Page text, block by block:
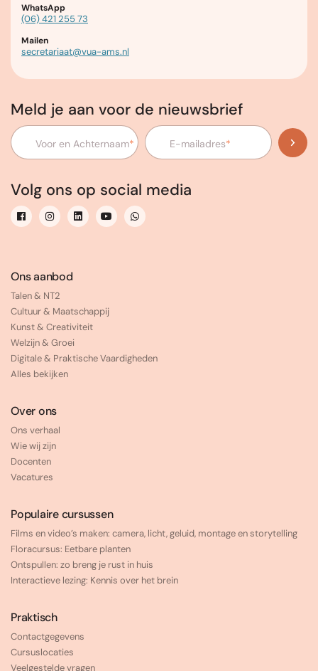
WhatsApp
(06) 421 255 73
Mailen
secretariaat@vua-ams.nl
Meld je aan voor de nieuwsbrief
Voor en Achternaam* E-mailadres*
Volg ons op social media
Ons aanbod
Talen & NT2
Cultuur & Maatschappij
Kunst & Creativiteit
Welzijn & Groei
Digitale & Praktische Vaardigheden
Alles bekijken
Over ons
Ons verhaal
Wie wij zijn
Docenten
Vacatures
Populaire cursussen
Films en video’s maken: camera, licht, geluid, montage en storytelling
Floracursus: Eetbare planten
Ontspullen: zo breng je rust in huis
Interactieve lezing: Kennis over het brein
Praktisch
Contactgegevens
Cursuslocaties
Veelgestelde vragen